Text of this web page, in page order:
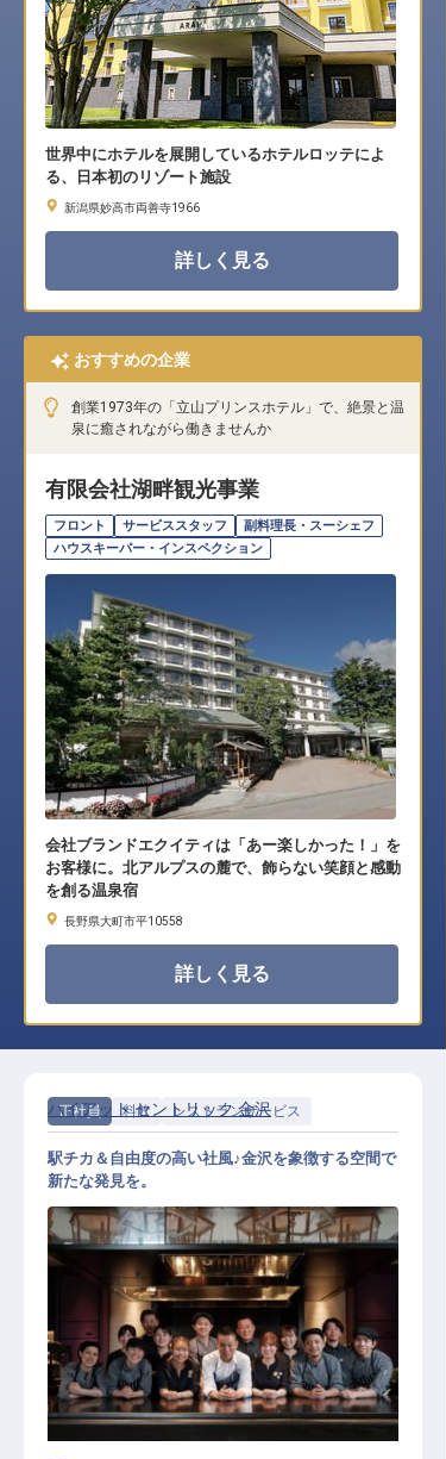
世界中にホテルを展開しているホテルロッテによ
る、日本初のリゾート施設
新潟県妙高市両善寺1966
詳しく見る
おすすめの企業
創業1973年の「立山プリンスホテル」で、絶景と温
泉に癒されながら働きませんか
有限会社湖畔観光事業
フロント サービススタッフ
副料理長・スーシェフ
ハウスキーパー・インスペクション
会社ブランドエクイティは「あー楽しかった！」を
お客様に。北アルプスの麓で、飾らない笑顔と感動
を創る温泉宿
長野県大町市平10558
詳しく見る
正社員 料飲 レストランサービス
レストランサービス│大手外資系／
髪色・ネイル自由／従業員食堂・ジ
ム無料
ハイアット セントリック 金沢
駅チカ＆自由度の高い社風♪金沢を象徴する空間で
新たな発見を。